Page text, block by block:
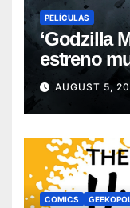
PELÍCULAS
‘Godzilla
estreno
Cine de
AUGUST 5,
COMICS